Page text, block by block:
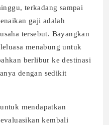
terkadang sampai
gaji adalah
tersebut. Bayangkan
menabung untuk
berlibur ke destinasi
dengan sedikit
mendapatkan
kembali